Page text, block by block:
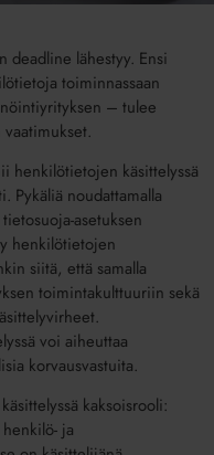
deadline lähestyy. Ensi
toiminnassaan
– tulee
henkilötietojen käsittelyssä
Pykäliä noudattamalla
asetuksen
henkilötietojen
siitä, että samalla
toimintakulttuuriin sekä
voi aiheuttaa
korvausvastuita.
kaksoisrooli:
ja